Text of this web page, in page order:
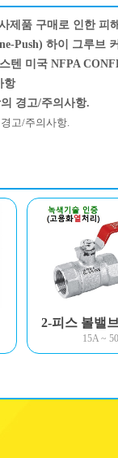
제품 구매로 인한 피
Push) 하이 그루브
텐 미국 NFPA
항
경고/주의사항.
고/주의사항.
2-피스 볼밸
15A ~